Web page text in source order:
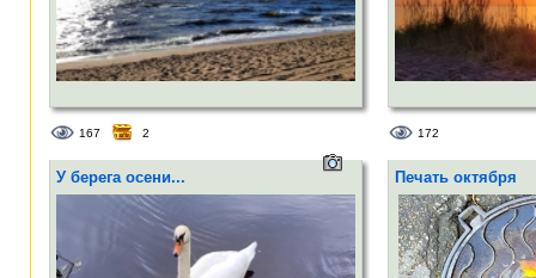
167 2 172
У берега осени... Печать октября